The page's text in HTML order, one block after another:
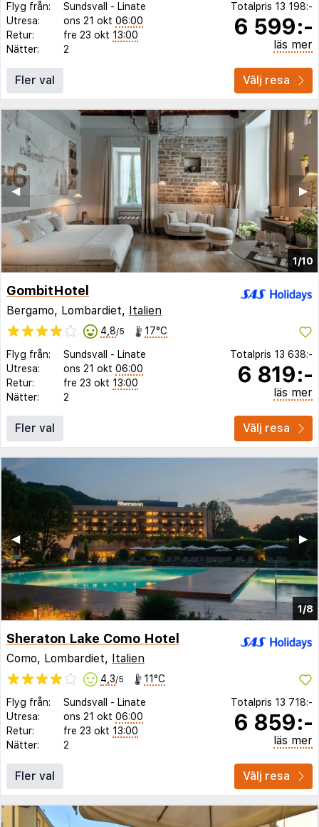
Flyg från: Sundsvall - Linate
Utresa:
ons 21 okt 06:00
Retur:
fre 23 okt 13:00
Nätter:
2
Totalpris 13 198:-
6 599:-
läs mer
Fler val Välj resa
1/10
▶︎
◀︎
GombitHotel
Bergamo, Lombardiet, Italien
4,8/5 17°C
Flyg från: Sundsvall - Linate
Utresa:
ons 21 okt 06:00
Retur:
fre 23 okt 13:00
Nätter:
2
Totalpris 13 638:-
6 819:-
läs mer
Fler val Välj resa
1/8
▶︎
◀︎
Sheraton Lake Como Hotel
Como, Lombardiet, Italien
4,3/5 11°C
Flyg från: Sundsvall - Linate
Utresa:
ons 21 okt 06:00
Retur:
fre 23 okt 13:00
Nätter:
2
Totalpris 13 718:-
6 859:-
läs mer
Fler val Välj resa